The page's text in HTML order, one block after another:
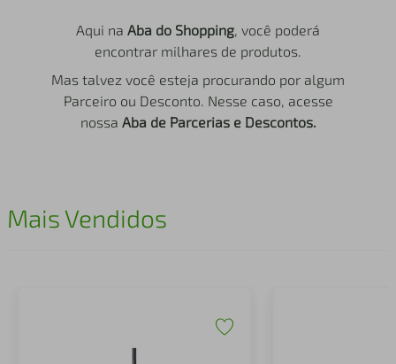
Aqui na Aba do Shopping, você poderá
encontrar milhares de produtos.
Mas talvez você esteja procurando por algum
Parceiro ou Desconto. Nesse caso, acesse
nossa Aba de Parcerias e Descontos.
Mais Vendidos